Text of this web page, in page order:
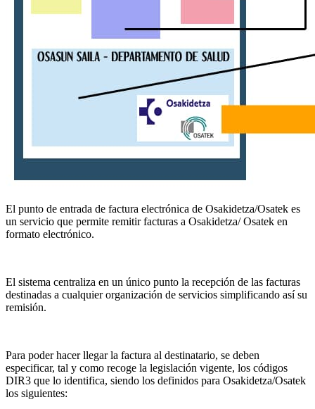
El punto de entrada de factura electrónica de Osakidetza/Osatek es
un servicio que permite remitir facturas a Osakidetza/ Osatek en
formato electrónico.
El sistema centraliza en un único punto la recepción de las facturas
destinadas a cualquier organización de servicios simplificando así su
remisión.
Para poder hacer llegar la factura al destinatario, se deben
especificar, tal y como recoge la legislación vigente, los códigos
DIR3 que lo identifica, siendo los definidos para Osakidetza/Osatek
los siguientes: